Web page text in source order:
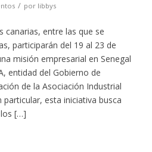
/ por libbys
canarias, entre las que se
participarán del 19 al 23 de
misión empresarial en Senegal
entidad del Gobierno de
de la Asociación Industrial
particular, esta iniciativa busca
los […]